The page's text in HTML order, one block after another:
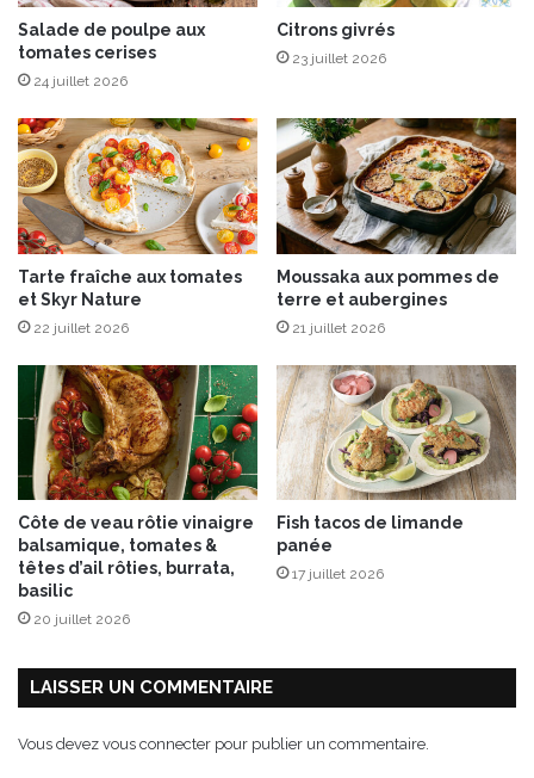
L
o
ï
R
a
i
s
o
n
u
t
e
n
e
f
a
i
s
a
n
t
p
r
?
Salade de poulpe aux
tomates cerises
24 juillet 2026
Citrons givrés
23 juillet 2026
Tarte fraîche aux tomates
et Skyr Nature
22 juillet 2026
Moussaka aux pommes de
terre et aubergines
21 juillet 2026
Côte de veau rôtie vinaigre
balsamique, tomates &
têtes d’ail rôties, burrata,
basilic
20 juillet 2026
Fish tacos de limande
panée
17 juillet 2026
LAISSER UN COMMENTAIRE
Vous devez vous connecter pour publier un commentaire.